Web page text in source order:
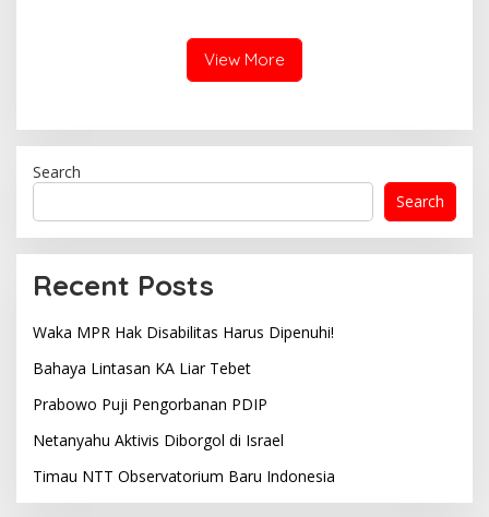
View More
Search
Search
Recent Posts
Waka MPR Hak Disabilitas Harus Dipenuhi!
Bahaya Lintasan KA Liar Tebet
Prabowo Puji Pengorbanan PDIP
Netanyahu Aktivis Diborgol di Israel
Timau NTT Observatorium Baru Indonesia